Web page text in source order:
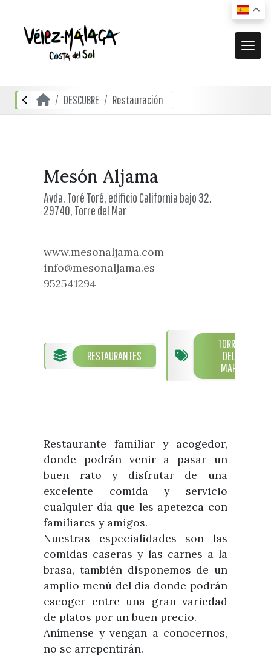
El municipio
Mapa interactivo
Localidades
Localidades de Interior
Oficinas de Turismo
Historia
Historia del municipio
Artesanía
Empresas de subtropicales
DESCUBRE
De compras
Restauración
Gastronomía local
Alojamientos
Visitas
Semana Santa de Vélez-
Málaga
Galería fotográfica de eventos
Noticias
RECURSOS
Vídeos promocionales
Folletos turísticos
Planos
Encuestas
DESCUBRE Restauración
Mesón Aljama
Avda. Toré Toré, edificio California bajo 32.
29740, Torre del Mar
www.mesonaljama.com
info@mesonaljama.es
952541294
RESTAURANTES
TORRE
DEL
MAR
Restaurante familiar y acogedor,
donde podrán venir a pasar un
buen rato y disfrutar de una
excelente comida y servicio
cualquier día que les apetezca con
familiares y amigos.
Nuestras especialidades son las
comidas caseras y las carnes a la
brasa, también disponemos de un
amplio menú del día donde podrán
escoger entre una gran variedad
de platos por un buen precio.
Anímense y vengan a conocernos,
no se arrepentirán.